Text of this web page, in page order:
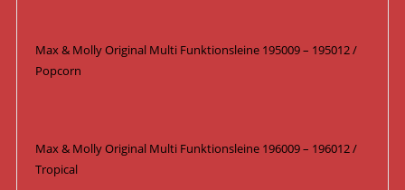
Max & Molly Original Multi Funktionsleine 195009 – 195012 /
Popcorn
Max & Molly Original Multi Funktionsleine 196009 – 196012 /
Tropical